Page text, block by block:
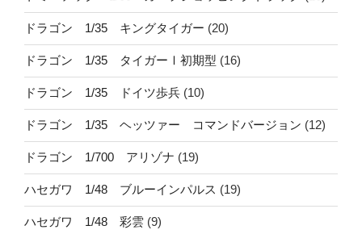
ドラゴン 1/35 キングタイガー (20)
ドラゴン 1/35 タイガーⅠ初期型 (16)
ドラゴン 1/35 ドイツ歩兵 (10)
ドラゴン 1/35 ヘッツァー コマンドバージョン (12)
ドラゴン 1/700 アリゾナ (19)
ハセガワ 1/48 ブルーインパルス (19)
ハセガワ 1/48 彩雲 (9)